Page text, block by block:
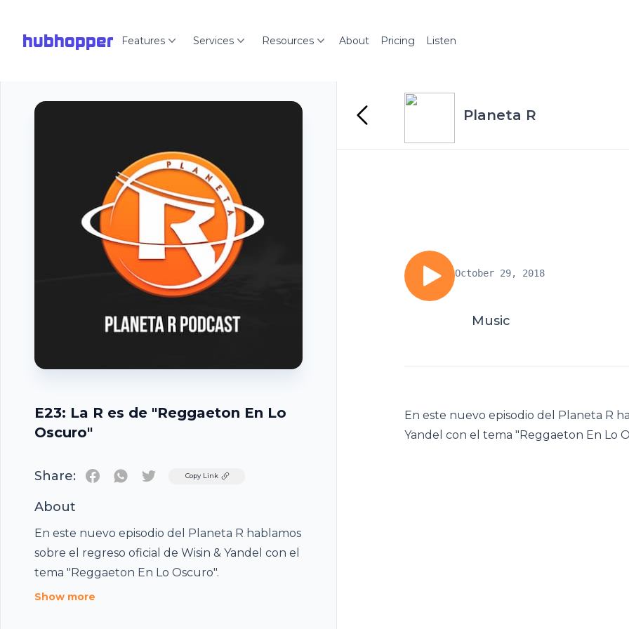
hubhopper Features Services Resources About Pricing Listen
E23: La R es de "Reggaeton En Lo
Oscuro"
Share: TwitterCopy Link
About
En este nuevo episodio del Planeta R hablamos
sobre el regreso oficial de Wisin & Yandel con el
tema "Reggaeton En Lo Oscuro".
Show more
Planeta R
October 29, 2018
Music
En este nuevo episodio del Planeta R
Yandel con el tema "Reggaeton En Lo
Footer